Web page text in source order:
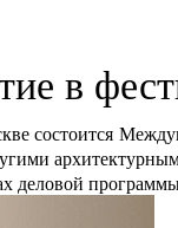
в
состоится
деловой